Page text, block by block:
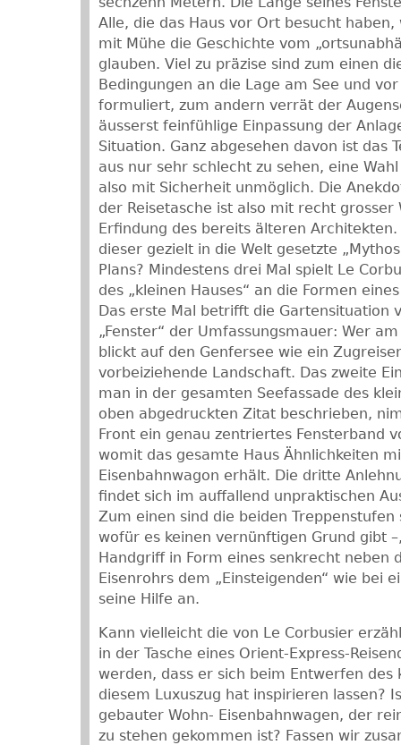
Alle, die das Haus vor Ort besucht
mit Mühe die Geschichte vom
glauben. Viel zu präzise sind zum einen
Bedingungen an die Lage am See und
formuliert, zum andern verrät der
äusserst feinfühlige Einpassung der
Situation. Ganz abgesehen davon ist das
aus nur sehr schlecht zu sehen, eine
also mit Sicherheit unmöglich. Die
der Reisetasche ist also mit recht grosser
Erfindung des bereits älteren
dieser gezielt in die Welt gesetzte
Plans? Mindestens drei Mal spielt Le
des „kleinen Hauses“ an die Formen
Das erste Mal betrifft die Gartensituation
„Fenster“ der Umfassungsmauer: Wer
blickt auf den Genfersee wie ein
vorbeiziehende Landschaft. Das zweite
man in der gesamten Seefassade des
oben abgedruckten Zitat beschrieben,
Front ein genau zentriertes Fensterband
womit das gesamte Haus Ähnlichkeiten
Eisenbahnwagon erhält. Die dritte
findet sich im auffallend unpraktischen
Zum einen sind die beiden Treppenstufen
wofür es keinen vernünftigen Grund gibt
Handgriff in Form eines senkrecht neben
Eisenrohrs dem „Einsteigenden“ wie bei
seine Hilfe an.
Kann vielleicht die von Le Corbusier
in der Tasche eines Orient-Express-
werden, dass er sich beim Entwerfen des
diesem Luxuszug hat inspirieren lassen?
gebauter Wohn- Eisenbahnwagen, der
zu stehen gekommen ist? Fassen wir